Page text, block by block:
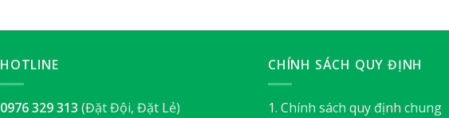
HOTLINE
0976 329 313 (Đặt Đội, Đặt Lẻ)
CHÍNH SÁCH QUY ĐỊNH
1. Chính sách quy định chung